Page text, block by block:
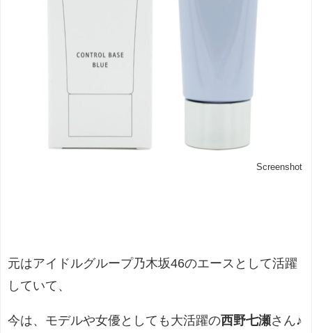
Screenshot
元はアイドルグループ乃木坂46のエースとして活躍
していて、
今は、モデルや女優としても大活躍の西野七瀬さん♪